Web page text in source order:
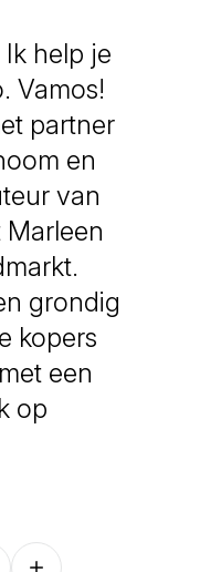
Ik help je
Vamos!
partner
en
van
grondig
kopers
een
op